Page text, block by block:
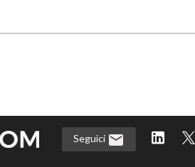
Seguici